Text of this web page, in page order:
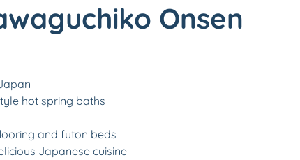
Onsen
hot spring baths
and futon beds
Japanese cuisine